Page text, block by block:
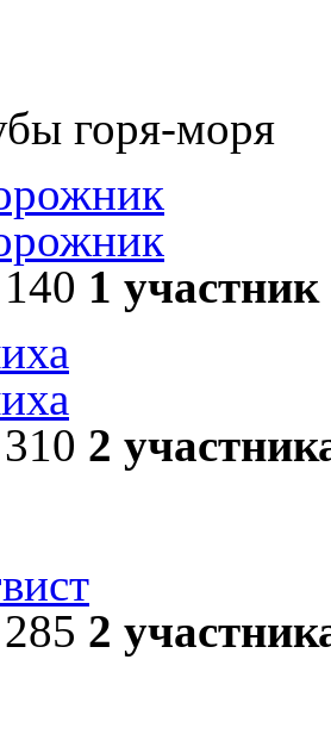
горя-моря
1 участник
2
2